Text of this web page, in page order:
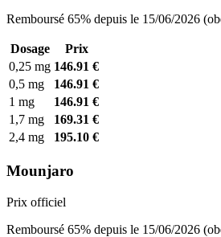
Remboursé 65% depuis le 15/06/2026
Dosage
Prix
0,25 mg 146.91 €
0,5 mg
146.91 €
1 mg
146.91 €
1,7 mg
169.31 €
2,4 mg
195.10 €
Mounjaro
Prix officiel
Remboursé 65% depuis le 15/06/2026